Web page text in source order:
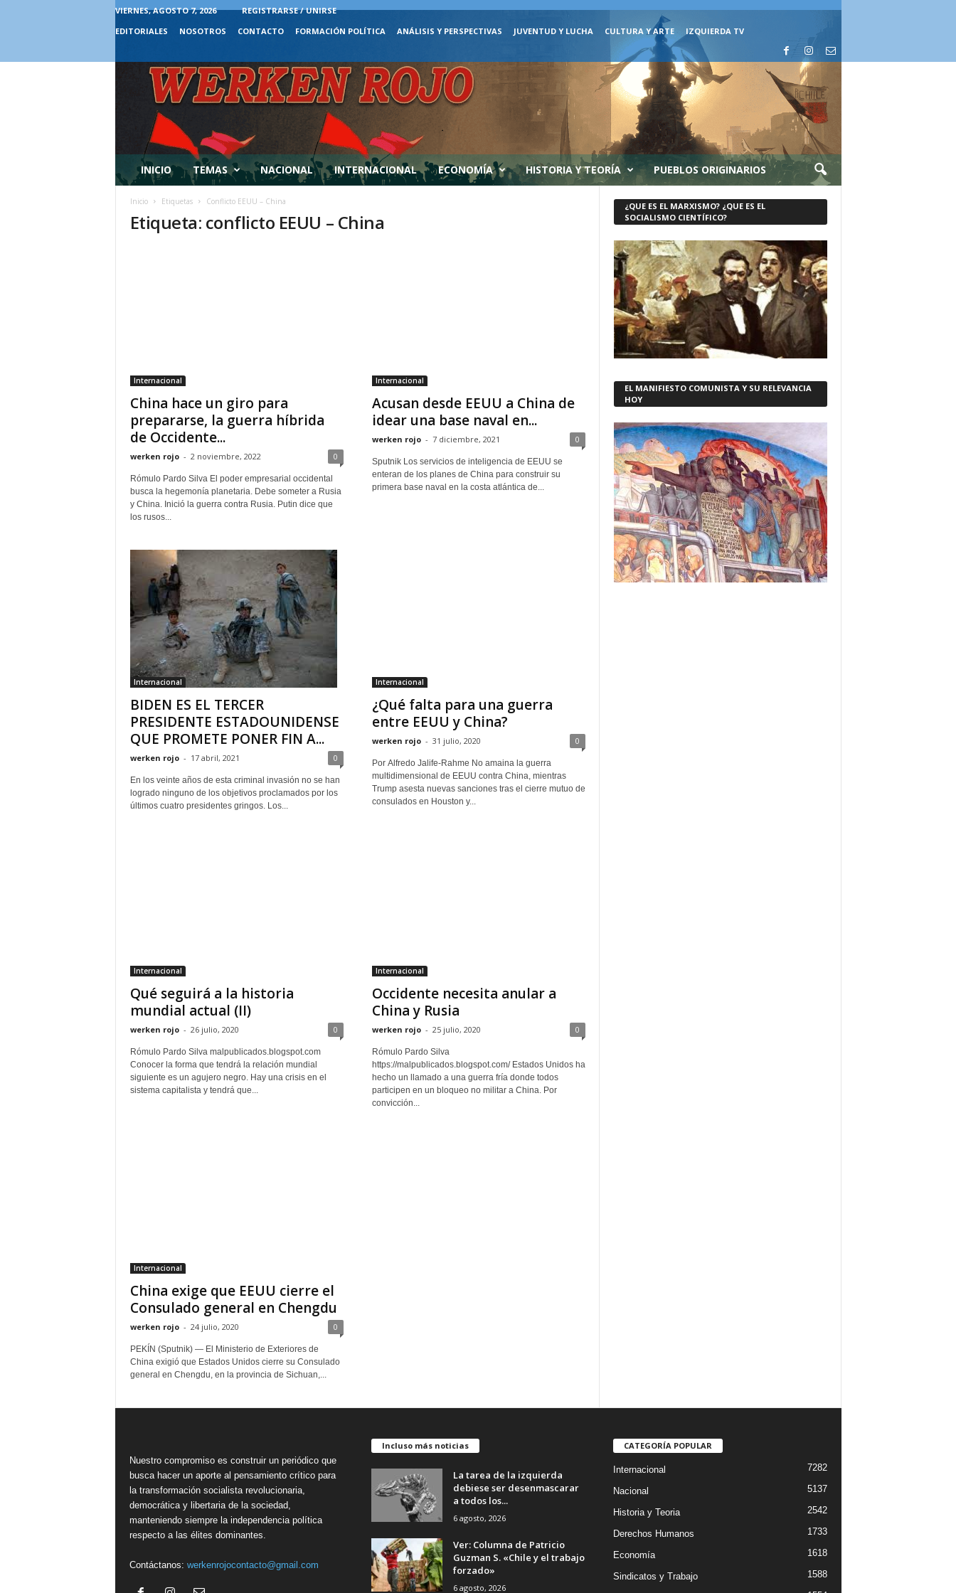
VIERNES, AGOSTO 7, 2026
REGISTRARSE / UNIRSE
EDITORIALES
NOSOTROS CONTACTO FORMACIÓN POLÍTICA ANÁLISIS Y PERSPECTIVAS JUVENTUD Y LUCHA CULTURA Y ARTE IZQUIERDA TV
INICIO TEMAS NACIONAL INTERNACIONAL ECONOMÍA HISTORIA Y TEORÍA PUEBLOS ORIGINARIOS
Inicio Etiquetas Conflicto EEUU – China
Etiqueta: conflicto EEUU – China
Internacional
China hace un giro para
prepararse, la guerra híbrida
de Occidente...
werken rojo - 2 noviembre, 2022 0
Rómulo Pardo Silva El poder empresarial occidental
busca la hegemonía planetaria. Debe someter a Rusia
y China. Inició la guerra contra Rusia. Putin dice que
los rusos...
Internacional
Acusan desde EEUU a China de
idear una base naval en...
werken rojo - 7 diciembre, 2021 0
Sputnik Los servicios de inteligencia de EEUU se
enteran de los planes de China para construir su
primera base naval en la costa atlántica de...
Internacional
BIDEN ES EL TERCER
PRESIDENTE ESTADOUNIDENSE
QUE PROMETE PONER FIN A...
werken rojo - 17 abril, 2021 0
En los veinte años de esta criminal invasión no se han
logrado ninguno de los objetivos proclamados por los
últimos cuatro presidentes gringos. Los...
Internacional
¿Qué falta para una guerra
entre EEUU y China?
werken rojo - 31 julio, 2020 0
Por Alfredo Jalife-Rahme No amaina la guerra
multidimensional de EEUU contra China, mientras
Trump asesta nuevas sanciones tras el cierre mutuo de
consulados en Houston y...
Internacional
Qué seguirá a la historia
mundial actual (II)
werken rojo - 26 julio, 2020 0
Rómulo Pardo Silva malpublicados.blogspot.com
Conocer la forma que tendrá la relación mundial
siguiente es un agujero negro. Hay una crisis en el
sistema capitalista y tendrá que...
Internacional
Occidente necesita anular a
China y Rusia
werken rojo - 25 julio, 2020 0
Rómulo Pardo Silva
https://malpublicados.blogspot.com/ Estados Unidos ha
hecho un llamado a una guerra fría donde todos
participen en un bloqueo no militar a China. Por
convicción...
Internacional
China exige que EEUU cierre el
Consulado general en Chengdu
werken rojo - 24 julio, 2020 0
PEKÍN (Sputnik) — El Ministerio de Exteriores de
China exigió que Estados Unidos cierre su Consulado
general en Chengdu, en la provincia de Sichuan,...
¿QUE ES EL MARXISMO? ¿QUE ES EL
SOCIALISMO CIENTÍFICO?
EL MANIFIESTO COMUNISTA Y SU RELEVANCIA
HOY
Nuestro compromiso es construir un periódico que
busca hacer un aporte al pensamiento crítico para
la transformación socialista revolucionaria,
democrática y libertaria de la sociedad,
manteniendo siempre la independencia política
respecto a las élites dominantes.
Contáctanos: werkenrojocontacto@gmail.com
Incluso más noticias
La tarea de la izquierda
debiese ser desenmascarar
a todos los...
6 agosto, 2026
Ver: Columna de Patricio
Guzman S. «Chile y el trabajo
forzado»
6 agosto, 2026
CATEGORÍA POPULAR
Internacional 7282
Nacional 5137
Historia y Teoria 2542
Derechos Humanos 1733
Economía 1618
Sindicatos y Trabajo 1588